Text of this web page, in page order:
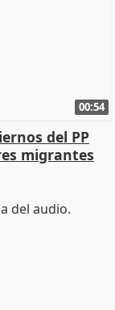
00:54
del PP
migrantes